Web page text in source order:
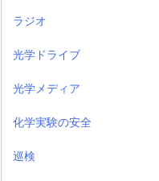
ラジオ
光学ドライブ
光学メディア
化学実験の安全
巡検